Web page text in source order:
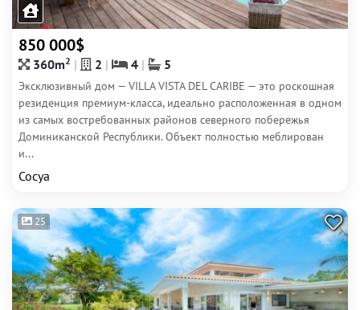
850 000$
360m2 2 4 5
Эксклюзивный дом — VILLA VISTA DEL CARIBE — это роскошная
резиденция премиум-класса, идеально расположенная в одном
из самых востребованных районов северного побережья
Доминиканской Республики. Объект полностью меблирован
и...
Сосуа
25